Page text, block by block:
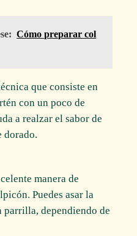
Cómo preparar col
que consiste en
con un poco de
a realzar el sabor de
dorado.
manera de
Puedes asar la
parrilla, dependiendo de